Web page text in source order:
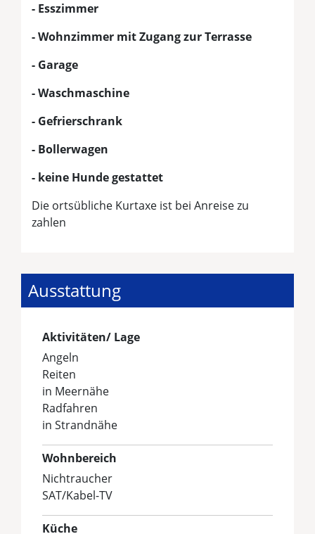
- Esszimmer
- Wohnzimmer mit Zugang zur Terrasse
- Garage
- Waschmaschine
- Gefrierschrank
- Bollerwagen
- keine Hunde gestattet
Die ortsübliche Kurtaxe ist bei Anreise zu
zahlen
Ausstattung
Aktivitäten/ Lage
Angeln
Reiten
in Meernähe
Radfahren
in Strandnähe
Wohnbereich
Nichtraucher
SAT/Kabel-TV
Küche